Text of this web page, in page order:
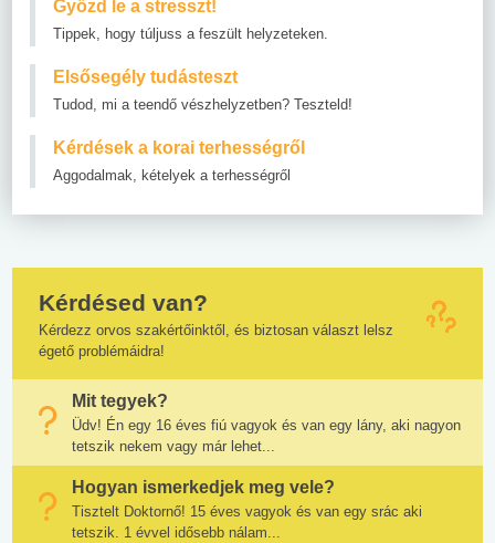
Győzd le a stresszt!
Tippek, hogy túljuss a feszült helyzeteken.
Elsősegély tudásteszt
Tudod, mi a teendő vészhelyzetben? Teszteld!
Kérdések a korai terhességről
Aggodalmak, kételyek a terhességről
Kérdésed van?
Kérdezz orvos szakértőinktől, és biztosan választ lelsz
égető problémáidra!
Mit tegyek?
Üdv! Én egy 16 éves fiú vagyok és van egy lány, aki nagyon
tetszik nekem vagy már lehet...
Hogyan ismerkedjek meg vele?
Tisztelt Doktornő! 15 éves vagyok és van egy srác aki
tetszik. 1 évvel idősebb nálam...